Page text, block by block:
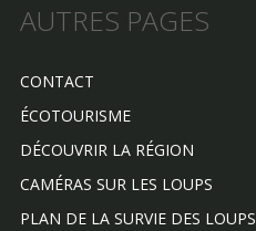
AUTRES PAGES
CONTACT
ÉCOTOURISME
DÉCOUVRIR LA RÉGION
CAMÉRAS SUR LES LOUPS
PLAN DE LA SURVIE DES LOUPS